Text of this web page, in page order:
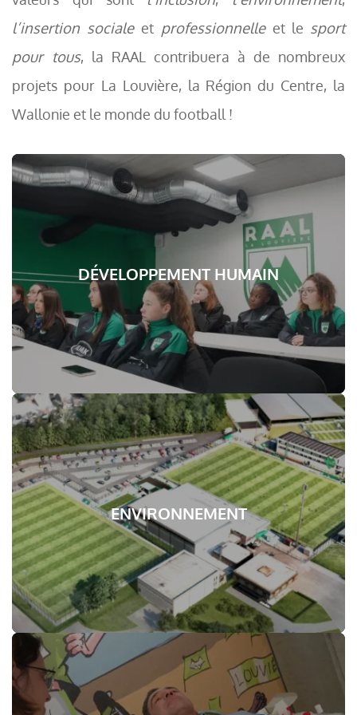
l’insertion sociale et professionnelle et le sport
pour tous, la RAAL contribuera à de nombreux
projets pour La Louvière, la Région du Centre, la
Wallonie et le monde du football !
DÉVELOPPEMENT HUMAIN
ENVIRONNEMENT